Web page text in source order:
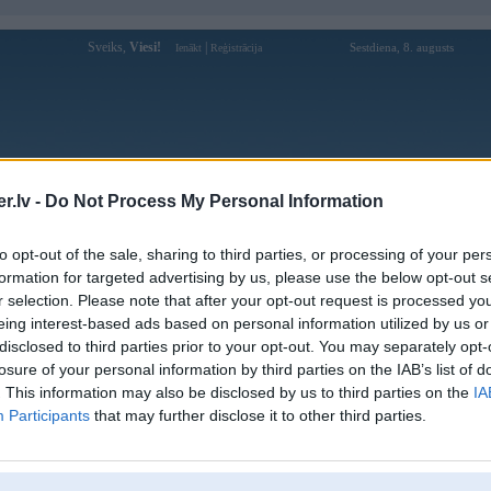
- Do Not Process My Personal Information
opt-out of the sale, sharing to third parties, or processing of your
for targeted advertising by us, please use the below opt-out
selection. Please note that after your opt-out request is processed
interest-based ads based on personal information utilized by us
to third parties prior to your opt-out. You may separately
of your personal information by third parties on the IAB’s list of
This information may also be disclosed by us to third parties on the
Participants that may further disclose it to other third parties.
Sveiks, Viesi! Ienākt Reģistrācija Sestdiena, 8. augusts
Forums Galerijas Reģistrācija Lietotāji
Lietotāja Blackx profils
Pēdējo reizi manīts: 22. Jun 2023, 23:08
Lietotājvārds:
Blackx
Ziņojumi forumā:
154
[Pēdējie ziņojumi forumā]